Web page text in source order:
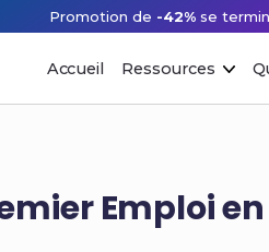
Promotion de -42% se
Accueil Ressources
Emploi